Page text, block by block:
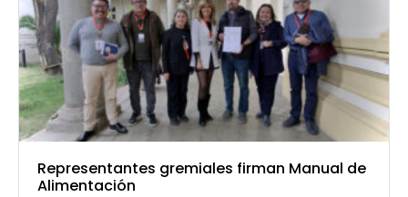
Representantes gremiales firman Manual de
Alimentación